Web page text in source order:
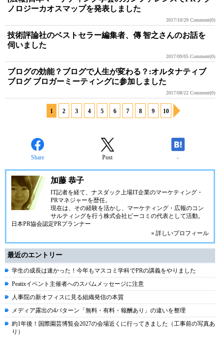
ノロジーカオスマップを発表しました
2017/10/29 Comment(0)
技術評論社のベストセラー編集者、傳 智之さんのお話を
伺いました
2017/09/05 Comment(0)
ブログの効能？ブログで人生が変わる？:オルタナティブ
ブログ ブロガーミーティングに参加しました
2017/08/22 Comment(0)
1 2 3 4 5 6 7 8 9 10
Share Post -
加藤 恭子
IT記者を経て、ナスダック上場IT企業のマーケティング・
PRマネジャーを歴任。
現在は、その経験を活かし、マーケティング・広報のコン
サルティングを行う株式会社ビーコミの代表として活動。
日本PR協会認定PRプランナー
» 詳しいプロフィール
最近のエントリー
学生の成長は速かった！今年もマスコミ学科でPRの講義をやりました
Peatixイベント主催者へのスパムメッセージに注意
人事院の新オフィスに見る組織発信の本質
メディア露出の4パターン「無料・有料・報酬あり」の違いを整理
約1年後！国際園芸博覧会2027の会場近くに行ってきました（工事前の写真あ
り）